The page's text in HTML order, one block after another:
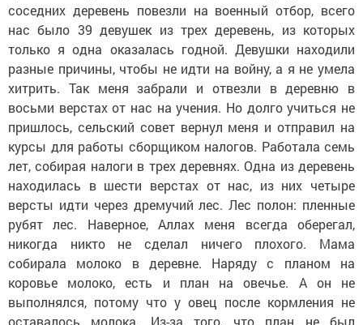
соседних деревень повезли на военный отбор, всего
нас было 39 девушек из трех деревень, из которых
только я одна оказалась годной. Девушки находили
разные причины, чтобы не идти на войну, а я не умела
хитрить. Так меня забрали и отвезли в деревню в
восьми верстах от нас на учения. Но долго учиться не
пришлось, сельский совет вернул меня и отправил на
курсы для работы сборщиком налогов. Работала семь
лет, собирая налоги в трех деревнях. Одна из деревень
находилась в шести верстах от нас, из них четыре
версты идти через дремучий лес. Лес полон: пленные
рубят лес. Наверное, Аллах меня всегда оберегал,
никогда никто не сделал ничего плохого. Мама
собирала молоко в деревне. Наряду с планом на
коровье молоко, есть и план на овечье. А он не
выполнялся, потому что у овец после кормления не
оставалось молока. Из-за того, что план не был